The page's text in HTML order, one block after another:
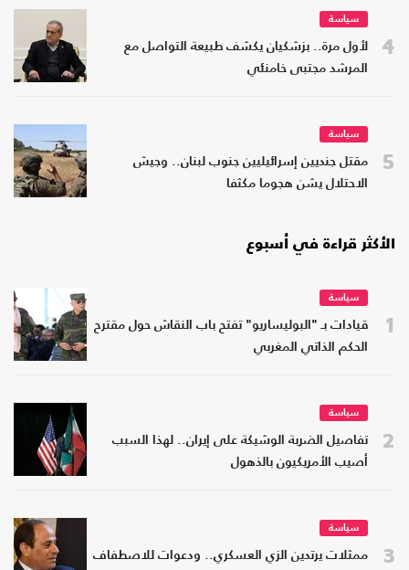
4
سياسة
لأول مرة.. بزشكيان يكشف طبيعة التواصل مع
المرشد مجتبى خامنئي
5
سياسة
مقتل جنديين إسرائيليين جنوب لبنان.. وجيش
الاحتلال يشن هجوما مكثفا
الأكثر قراءة في أسبوع
1
سياسة
قيادات بـ "البوليساريو" تفتح باب النقاش حول مقترح
الحكم الذاتي المغربي
2
سياسة
تفاصيل الضربة الوشيكة على إيران.. لهذا السبب
أصيب الأمريكيون بالذهول
3
سياسة
ممثلات يرتدين الزي العسكري.. ودعوات للاصطفاف